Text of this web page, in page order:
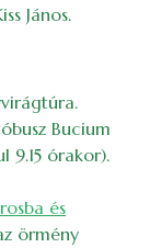
János.
Bucium
9.15 órakor).
és
örmény